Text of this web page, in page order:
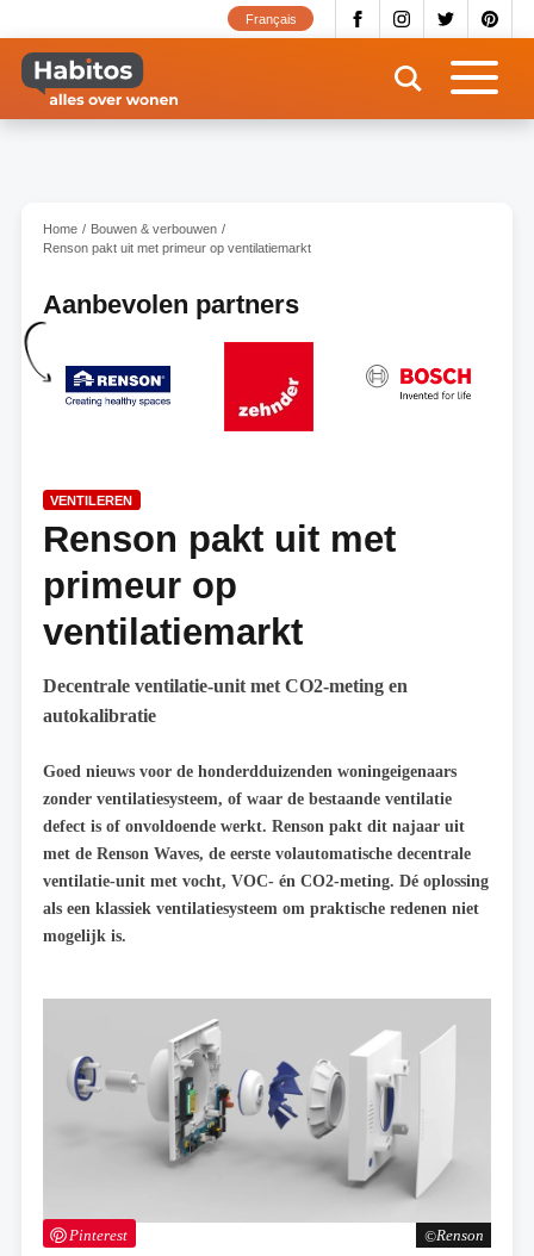
naar
inhoud
gaan
Français
Home
Bouwen & verbouwen
Renson pakt uit met primeur op ventilatiemarkt
Aanbevolen partners
VENTILEREN
Renson pakt uit met
primeur op
ventilatiemarkt
Decentrale ventilatie-unit met CO2-meting en
autokalibratie
Goed nieuws voor de honderdduizenden woningeigenaars
zonder ventilatiesysteem, of waar de bestaande ventilatie
defect is of onvoldoende werkt. Renson pakt dit najaar uit
met de Renson Waves, de eerste volautomatische decentrale
ventilatie-unit met vocht, VOC- én CO2-meting. Dé oplossing
als een klassiek ventilatiesysteem om praktische redenen niet
mogelijk is.
Renson
Pinterest